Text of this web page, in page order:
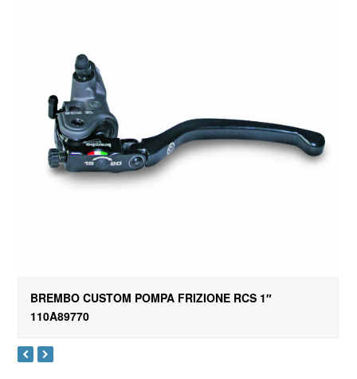
BREMBO CUSTOM POMPA FRIZIONE RCS 1″
110A89770